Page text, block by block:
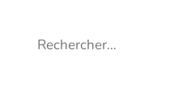
Rechercher :